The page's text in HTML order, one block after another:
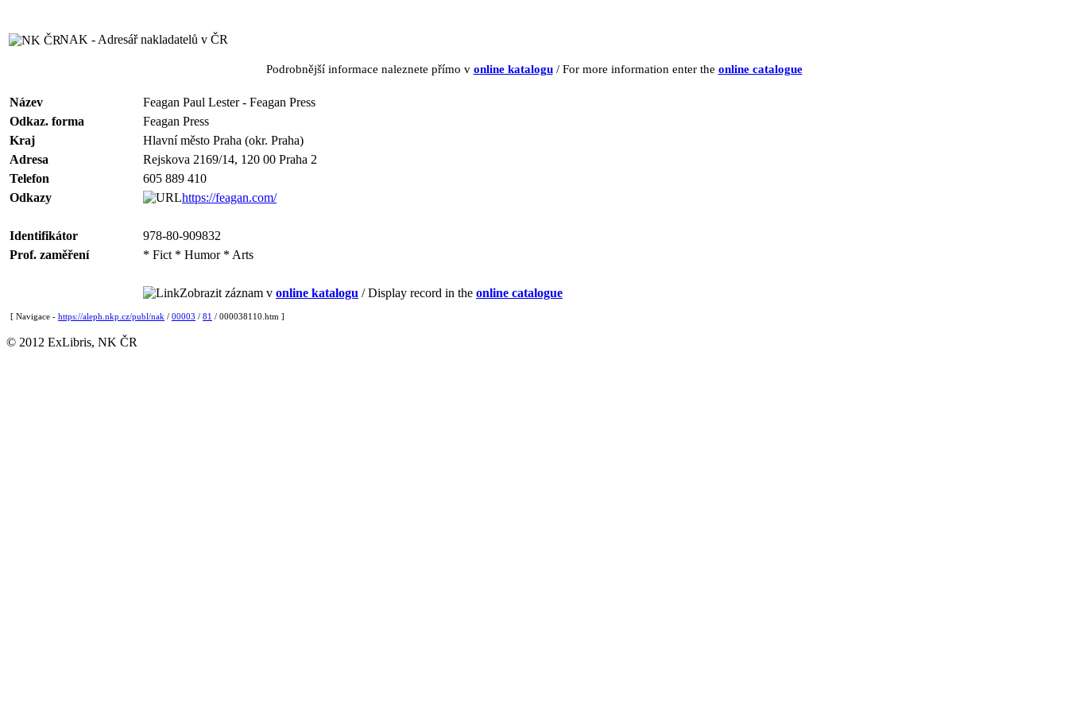
NAK - Adresář nakladatelů v ČR
Podrobnější informace naleznete přímo v online katalogu/ For more information enter the online catalogue
Název
Feagan Paul Lester - Feagan Press
Odkaz. forma
Feagan Press
Kraj
Hlavní město Praha (okr. Praha)
Adresa
Rejskova 2169/14, 120 00 Praha 2
Telefon
605 889 410
Odkazy
https://feagan.com/
Identifikátor
978-80-909832
Prof. zaměření
* Fict * Humor * Arts
Zobrazit záznam v online katalogu / Display record in the online catalogue
[ Navigace - https://aleph.nkp.cz/publ/nak / 00003 / 81 / 000038110.htm ]
© 2012 ExLibris, NK ČR